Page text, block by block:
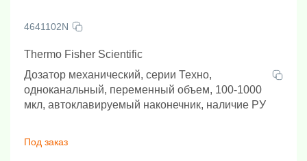
4641102N
Thermo Fisher Scientific
Дозатор механический, серии Техно,
одноканальный, переменный объем, 100-1000
мкл, автоклавируемый наконечник, наличие РУ
Под заказ